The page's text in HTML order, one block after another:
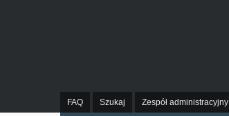
FAQ Szukaj Zespół administracyjny